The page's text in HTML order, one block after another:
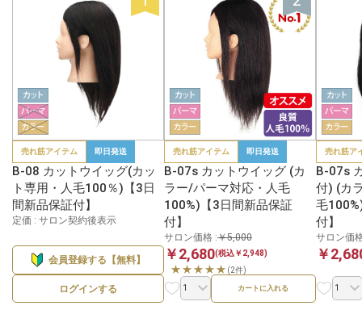
売れ筋アイテム 即日発送
B-08 カットウイッグ(カッ
ト専用・人毛100％)【3日
間新品保証付】
定価 : サロン契約後表示
会員登録する【無料】
ログインする
売れ筋アイテム 即日発送
B-07s カットウイッグ (カ
ラー/パーマ対応・人毛
100%)【3日間新品保証
付】
サロン価格 :￥5,000
￥2,680(税込￥2,948)
★★★★★ (2件)
カートに入れる
売れ筋ア
B-07s
付) (カ
毛
付】
サロン価
￥